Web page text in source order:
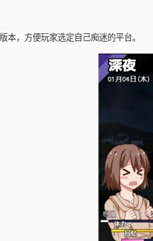
本，方便玩家选定自己痴迷的平台。